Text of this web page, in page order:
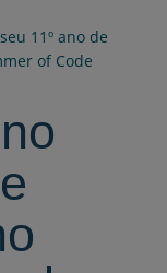
11º ano de
of Code